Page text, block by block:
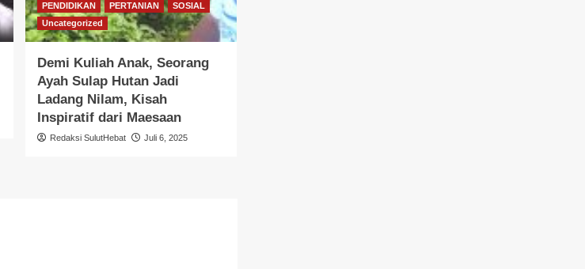
PENDIDIKAN
PERTANIAN
SOSIAL
Uncategorized
Demi Kuliah Anak, Seorang
Ayah Sulap Hutan Jadi
Ladang Nilam, Kisah
Inspiratif dari Maesaan
Redaksi SulutHebat Juli 6, 2025